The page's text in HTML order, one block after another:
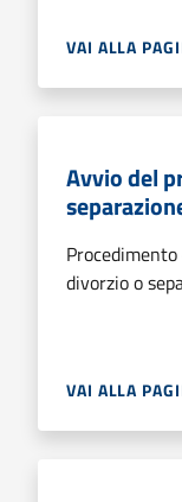
VAI ALLA
Avvio del
divorzio o
VAI ALLA